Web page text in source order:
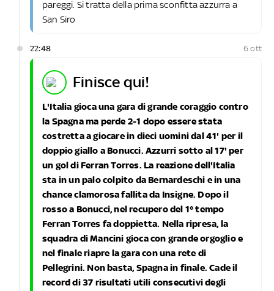
pareggi. Si tratta della prima sconfitta azzurra a
San Siro
22:48 6 ott
finisce qui!
L'Italia gioca una gara di grande coraggio contro
la Spagna ma perde 2-1 dopo essere stata
costretta a giocare in dieci uomini dal 41' per il
doppio giallo a Bonucci. Azzurri sotto al 17' per
un gol di Ferran Torres. La reazione dell'Italia
sta in un palo colpito da Bernardeschi e in una
chance clamorosa fallita da Insigne. Dopo il
rosso a Bonucci, nel recupero del 1° tempo
Ferran Torres fa doppietta. Nella ripresa, la
squadra di Mancini gioca con grande orgoglio e
nel finale riapre la gara con una rete di
Pellegrini. Non basta, Spagna in finale. Cade il
record di 37 risultati utili consecutivi degli